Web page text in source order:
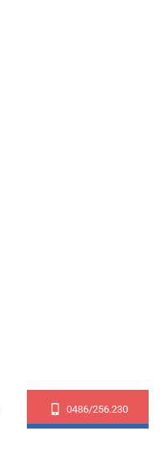
0486/256.230